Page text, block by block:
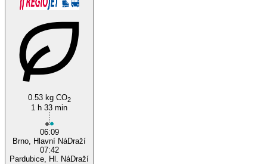
0.53 kg CO2
1 h 33 min
06:09
Brno, Hlavní NáDraží
07:42
Pardubice, Hl. NáDraží